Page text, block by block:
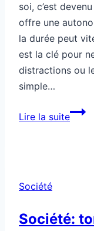
soi, c’est
offre une
la durée peut
est la clé pour
distractions ou
simple…
Lire la suite
toi
Société
Société: